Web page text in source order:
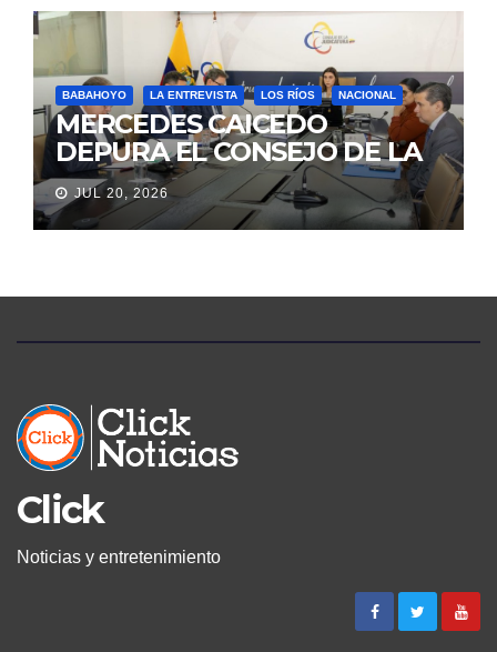
BABAHOYO LA ENTREVISTA LOS RÍOS NACIONAL
MERCEDES CAICEDO
DEPURA EL CONSEJO DE LA
JUDICATURA
JUL 20, 2026
Click
Noticias y entretenimiento